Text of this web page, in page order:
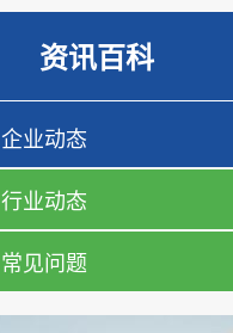
资讯百科
企业动态
行业动态
常见问题